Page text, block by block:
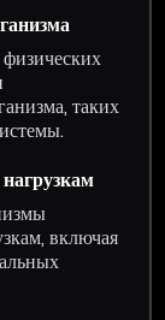
таких
включая